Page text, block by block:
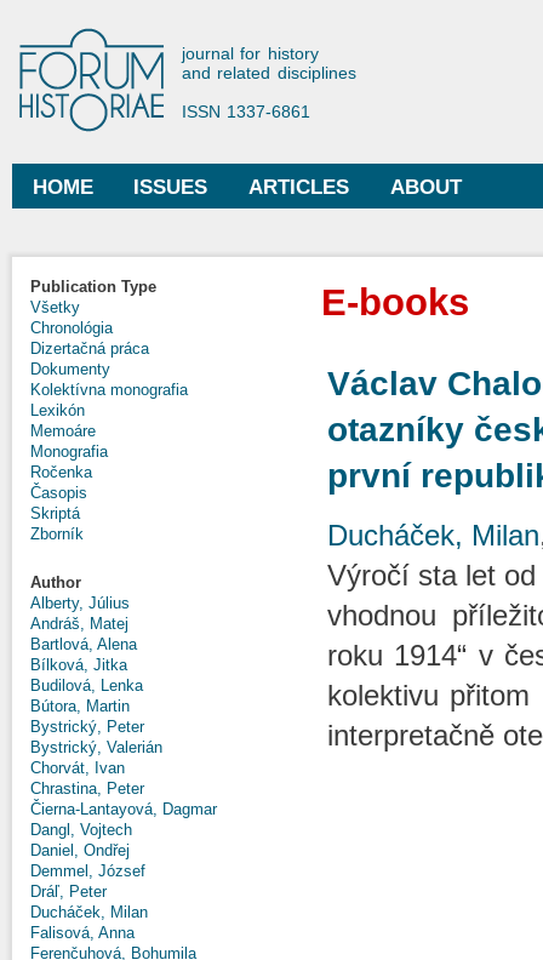
Forum Historiae
journal for history
and related disciplines
ISSN 1337-6861
Main menu
HOME ISSUES ARTICLES ABOUT
Publication Type
Všetky
Chronológia
Dizertačná práca
Dokumenty
Kolektívna monografia
Lexikón
Memoáre
Monografia
Ročenka
Časopis
Skriptá
Zborník
Author
Alberty, Július
Andráš, Matej
Bartlová, Alena
Bílková, Jitka
Budilová, Lenka
Bútora, Martin
Bystrický, Peter
Bystrický, Valerián
Chorvát, Ivan
Chrastina, Peter
Čierna-Lantayová, Dagmar
Dangl, Vojtech
Daniel, Ondřej
Demmel, József
Dráľ, Peter
Ducháček, Milan
Falisová, Anna
Ferenčuhová, Bohumila
E-books
Václav
otazníky
první
Ducháček, Milan
Výročí sta let
vhodnou
roku 1914“ v
kolektivu přitom
interpretačně